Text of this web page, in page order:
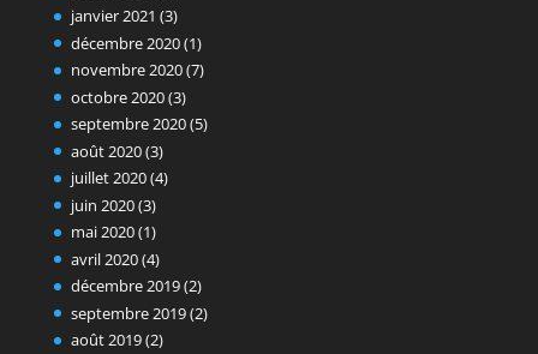
janvier 2021 (3)
décembre 2020(1)
novembre 2020(7)
octobre 2020(3)
septembre 2020(5)
août 2020(3)
juillet 2020(4)
juin 2020(3)
mai 2020(1)
avril 2020(4)
décembre 2019(2)
septembre 2019(2)
août 2019(2)